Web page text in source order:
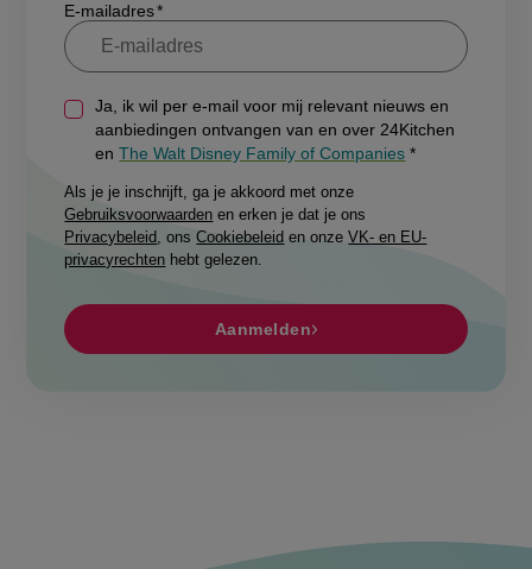
E-mailadres
Ja, ik wil per e-mail voor mij relevant nieuws en
aanbiedingen ontvangen van en over 24Kitchen
enThe Walt Disney Family of Companies
Als je je inschrijft, ga je akkoord met onze
Gebruiksvoorwaarden en erken je dat je ons
Privacybeleid, onsCookiebeleid en onzeVK- en EU-
privacyrechten hebt gelezen.
Aanmelden